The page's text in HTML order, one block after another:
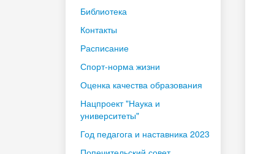
Библиотека
Контакты
Расписание
Спорт-норма жизни
Оценка качества образования
Нацпроект "Наука и
университеты"
Год педагога и наставника 2023